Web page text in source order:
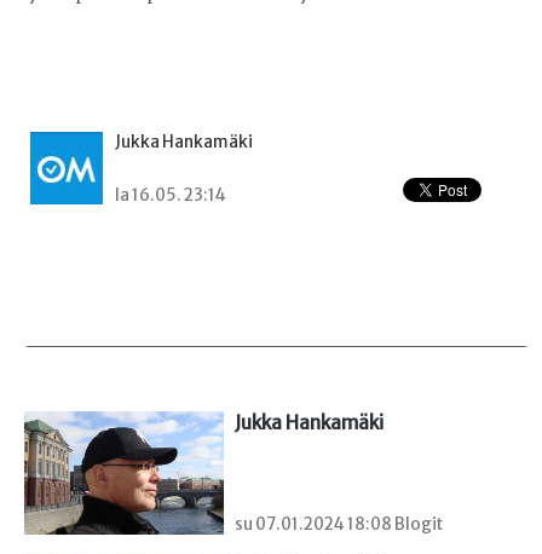
Jukka Hankamäki
la 16.05. 23:14
Jukka Hankamäki
su 07.01.2024 18:08 Blogit